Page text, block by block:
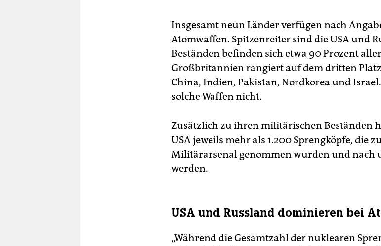
Insgesamt neun Länder verfügen nach
Atomwaffen. Spitzenreiter sind die USA und
Beständen befinden sich etwa 90 Prozent
Großbritannien rangiert auf dem dritten
China, Indien, Pakistan, Nordkorea und
solche Waffen nicht.
Zusätzlich zu ihren militärischen Beständen
USA jeweils mehr als 1.200 Sprengköpfe, die
Militärarsenal genommen wurden und nach
werden.
USA und Russland dominieren bei
„Während die Gesamtzahl der nuklearen